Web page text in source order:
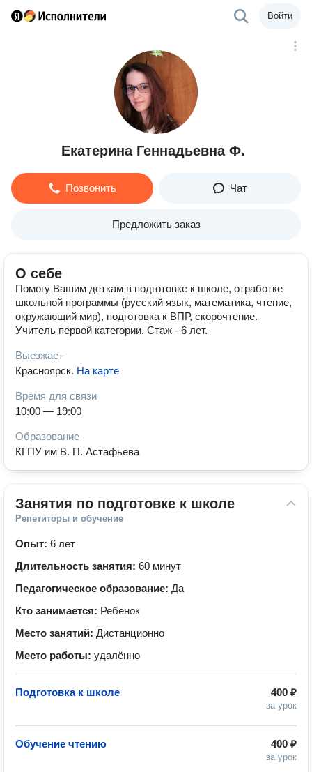
Войти
Екатерина Геннадьевна Ф.
Позвонить Чат
Предложить заказ
О себе
Помогу Вашим деткам в подготовке к школе, отработке
школьной программы (русский язык, математика, чтение,
окружающий мир), подготовка к ВПР, скорочтение.
Учитель первой категории. Стаж - 6 лет.
Выезжает
Красноярск. На карте
Время для связи
10:00 — 19:00
Образование
КГПУ им В. П. Астафьева
Занятия по подготовке к школе
Репетиторы и обучение
Опыт: 6 лет
Длительность занятия: 60 минут
Педагогическое образование: Да
Кто занимается: Ребенок
Место занятий: Дистанционно
Место работы: удалённо
400 ₽
за урок
Подготовка к школе
400 ₽
за урок
Обучение чтению